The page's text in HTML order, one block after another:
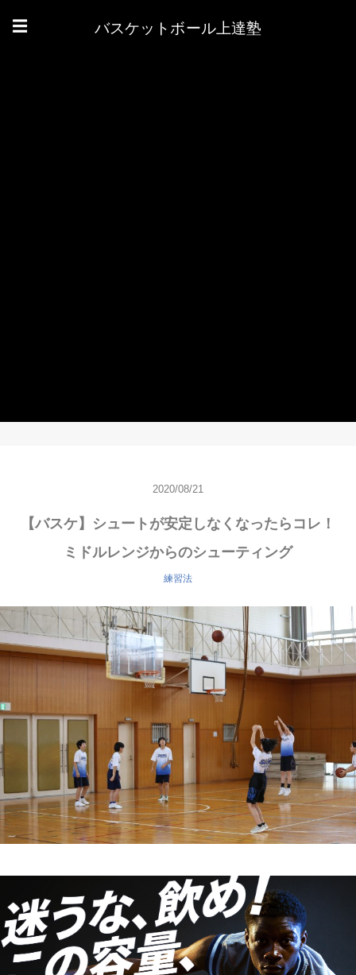
☰ バスケットボール上達塾
2020/08/21
【バスケ】シュートが安定しなくなったらコレ！
ミドルレンジからのシューティング
練習法